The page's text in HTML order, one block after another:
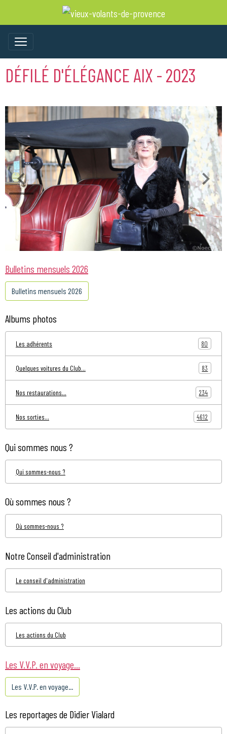
DÉFILÉ D'ÉLÉGANCE AIX - 2023
Bulletins mensuels 2026
Bulletins mensuels 2026
Albums photos
Les adhérents 80
Quelques voitures du Club... 83
Nos restaurations... 234
Nos sorties... 4612
Qui sommes nous ?
Qui sommes-nous ?
Où sommes nous ?
Où sommes-nous ?
Notre Conseil d'administration
Le conseil d'administration
Les actions du Club
Les actions du Club
Les V.V.P. en voyage...
Les V.V.P. en voyage...
Les reportages de Didier Vialard